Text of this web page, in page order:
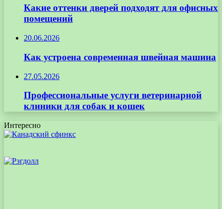
Какие оттенки дверей подходят для офисных
помещений
20.06.2026
Как устроена современная швейная машина
27.05.2026
Профессиональные услуги ветеринарной
клиники для собак и кошек
Интересно